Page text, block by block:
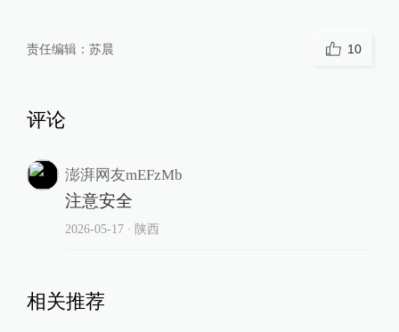
责任编辑： 苏晨 10
评论
澎湃网友mEFzMb
注意安全
2026-05-17∙ 陕西
相关推荐